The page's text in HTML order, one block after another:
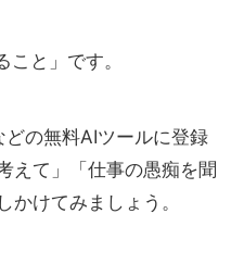
こと」です。
の無料AIツールに登録
えて」「仕事の愚痴を聞
かけてみましょう。